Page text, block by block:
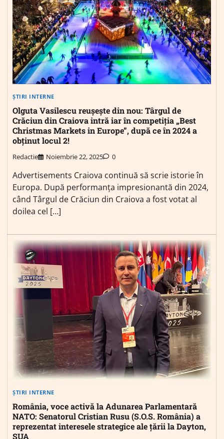
ȘTIRI INTERNE
Olguta Vasilescu reușește din nou: Târgul de
Crăciun din Craiova intră iar în competiția „Best
Christmas Markets in Europe”, după ce în 2024 a
obținut locul 2!
Redactie Noiembrie 22, 2025 0
Advertisements Craiova continuă să scrie istorie în
Europa. După performanța impresionantă din 2024,
când Târgul de Crăciun din Craiova a fost votat al
doilea cel […]
ȘTIRI INTERNE
România, voce activă la Adunarea Parlamentară
NATO: Senatorul Cristian Rusu (S.O.S. România) a
reprezentat interesele strategice ale țării la Dayton,
SUA